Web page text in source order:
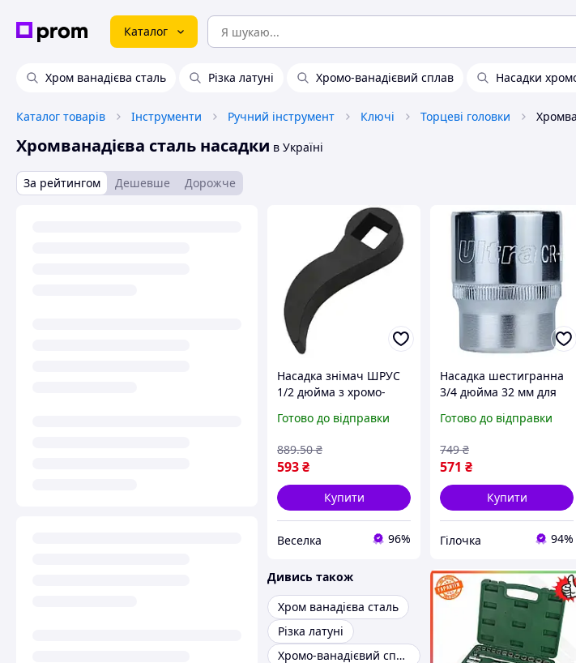
Каталог
Хром ванадієва сталь Різка латуні Хромо-ванадієвий сплав Насадки
Каталог товарів Інструменти Ручний інструмент Ключі Торцеві головки
Хромванадієва сталь насадки в Україні
За рейтингом Дешевше Дорожче
Насадка знімач ШРУС
1/2 дюйма з хромо-
автосервісу та ремонту
Готово до відправки
593₴
889.50 ₴
Купити
Веселка 96%
Насадка шестигранна
3/4 дюйма 32 мм для
використання з
VE-33
Готово до відправки
571 ₴
749 ₴
Купити
Гілочка 94%
Дивись також
Хром ванадієва сталь
Різка латуні
Хромо-ванадієвий сплав